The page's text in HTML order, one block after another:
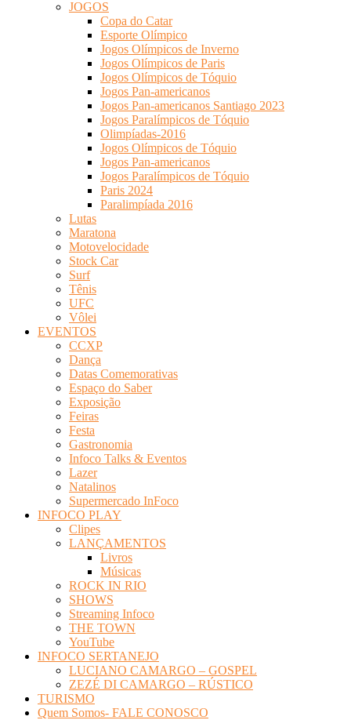
JOGOS
Copa do Catar
Esporte Olímpico
Jogos Olímpicos de Inverno
Jogos Olímpicos de Paris
Jogos Olímpicos de Tóquio
Jogos Pan-americanos
Jogos Pan-americanos Santiago 2023
Jogos Paralímpicos de Tóquio
Olimpíadas-2016
Jogos Olímpicos de Tóquio
Jogos Pan-americanos
Jogos Paralímpicos de Tóquio
Paris 2024
Paralimpíada 2016
Lutas
Maratona
Motovelocidade
Stock Car
Surf
Tênis
UFC
Vôlei
EVENTOS
CCXP
Dança
Datas Comemorativas
Espaço do Saber
Exposição
Feiras
Festa
Gastronomia
Infoco Talks & Eventos
Lazer
Natalinos
Supermercado InFoco
INFOCO PLAY
Clipes
LANÇAMENTOS
Livros
Músicas
ROCK IN RIO
SHOWS
Streaming Infoco
THE TOWN
YouTube
INFOCO SERTANEJO
LUCIANO CAMARGO – GOSPEL
ZEZÉ DI CAMARGO – RÚSTICO
TURISMO
Quem Somos- FALE CONOSCO